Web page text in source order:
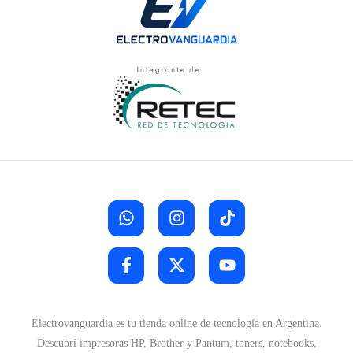
Electrovanguardia es tu tienda online de tecnología en Argentina.
Descubrí impresoras HP, Brother y Pantum, toners, notebooks,